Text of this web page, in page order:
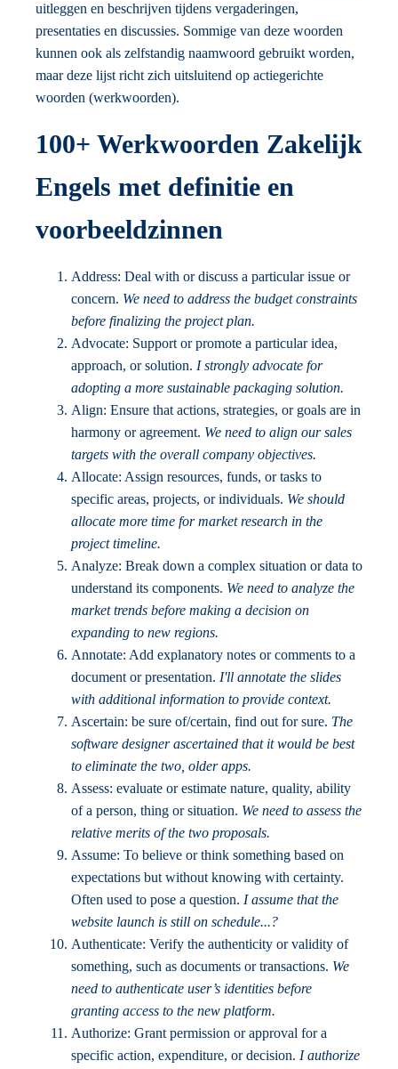
uitleggen en beschrijven tijdens vergaderingen,
presentaties en discussies. Sommige van deze woorden
kunnen ook als zelfstandig naamwoord gebruikt worden,
maar deze lijst richt zich uitsluitend op actiegerichte
woorden (werkwoorden).
100+ Werkwoorden Zakelijk
Engels met definitie en
voorbeeldzinnen
Address: Deal with or discuss a particular issue or
concern. We need to address the budget constraints
before finalizing the project plan.
Advocate: Support or promote a particular idea,
approach, or solution. I strongly advocate for
adopting a more sustainable packaging solution.
Align: Ensure that actions, strategies, or goals are in
harmony or agreement. We need to align our sales
targets with the overall company objectives.
Allocate: Assign resources, funds, or tasks to
specific areas, projects, or individuals. We should
allocate more time for market research in the
project timeline.
Analyze: Break down a complex situation or data to
understand its components. We need to analyze the
market trends before making a decision on
expanding to new regions.
Annotate: Add explanatory notes or comments to a
document or presentation. I'll annotate the slides
with additional information to provide context.
Ascertain: be sure of/certain, find out for sure. The
software designer ascertained that it would be best
to eliminate the two, older apps.
Assess: evaluate or estimate nature, quality, ability
of a person, thing or situation. We need to assess the
relative merits of the two proposals.
Assume: To believe or think something based on
expectations but without knowing with certainty.
Often used to pose a question. I assume that the
website launch is still on schedule...?
Authenticate: Verify the authenticity or validity of
something, such as documents or transactions. We
need to authenticate user’s identities before
granting access to the new platform.
Authorize: Grant permission or approval for a
specific action, expenditure, or decision. I authorize